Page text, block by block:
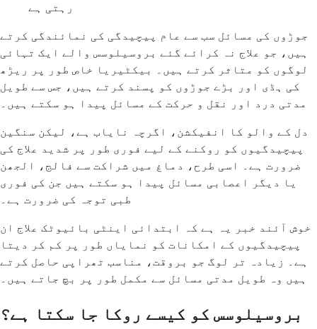
رہتی ہے
جوڑوں کی مسائل سب سے عام پیچیدگی کی نمائندگی کرتے
ہیں، جو علاج نہ کرائے گئے بروسیلوسس والے ایک تہائی
لوگوں کو متاثر کرتے ہیں۔ بیکٹیریا خاص طور پر ریڑھ
کی ہڈی اور بڑے جوڑوں کو پسند کرتے ہیں، جس سے طویل
مدتی درد اور نقل و حرکت کے مسائل پیدا ہو سکتے ہیں۔
دل کے والو کا انفیکشن، اگرچہ نایاب ہے، لیکن سنگین
پیچیدگیوں کو روکنے کے لیے فوری طور پر شدید علاج کی
ضرورت ہے۔ اسی طرح، دماغ میں شراکت سے فالج، الجھن
یا دیگر اعصابی مسائل پیدا ہو سکتے ہیں جن کی فوری
طبی توجہ کی ضرورت ہے۔
خوش آئند خبر یہ ہے کہ ابتدائی اینٹی بائیوٹک علاج ان
پیچیدگیوں کے امکانات کو نمایاں طور پر کم کر دیتا
ہے۔ زیادہ تر لوگ جو بروقت، مناسب تھراپی حاصل کرتے
ہیں وہ طویل مدتی مسائل سے مکمل طور پر بچ جاتے ہیں۔
بروسیلوسس کو کیسے روکا جا سکتا ہے؟